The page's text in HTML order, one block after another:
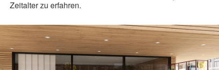
Zeitalter zu erfahren.